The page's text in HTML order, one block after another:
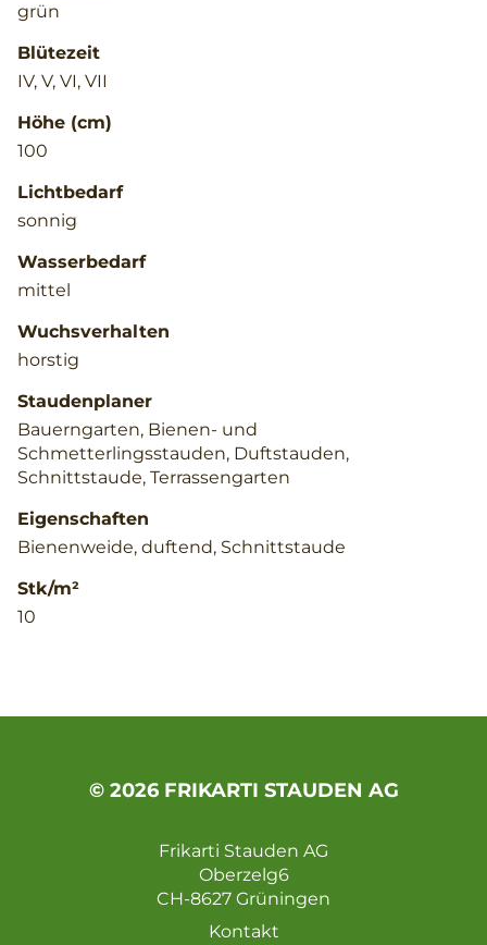
grün
Blütezeit
IV, V, VI, VII
Höhe (cm)
100
Lichtbedarf
sonnig
Wasserbedarf
mittel
Wuchsverhalten
horstig
Staudenplaner
Bauerngarten, Bienen- und
Schmetterlingsstauden, Duftstauden,
Schnittstaude, Terrassengarten
Eigenschaften
Bienenweide, duftend, Schnittstaude
Stk/m²
10
© 2026 FRIKARTI STAUDEN AG
Frikarti Stauden AG
Oberzelg6
CH-8627 Grüningen
Kontakt